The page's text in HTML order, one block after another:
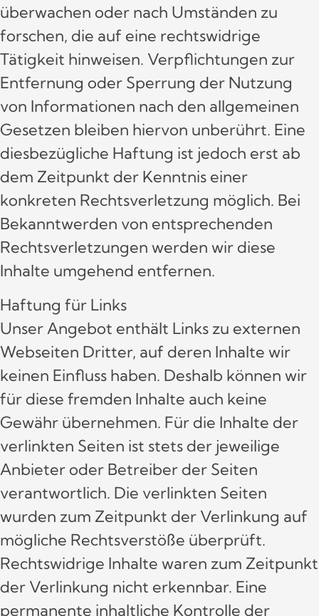
überwachen oder nach Umständen zu
forschen, die auf eine rechtswidrige
Tätigkeit hinweisen. Verpflichtungen zur
Entfernung oder Sperrung der Nutzung
von Informationen nach den allgemeinen
Gesetzen bleiben hiervon unberührt. Eine
diesbezügliche Haftung ist jedoch erst ab
dem Zeitpunkt der Kenntnis einer
konkreten Rechtsverletzung möglich. Bei
Bekanntwerden von entsprechenden
Rechtsverletzungen werden wir diese
Inhalte umgehend entfernen.
Haftung für Links
Unser Angebot enthält Links zu externen
Webseiten Dritter, auf deren Inhalte wir
keinen Einfluss haben. Deshalb können wir
für diese fremden Inhalte auch keine
Gewähr übernehmen. Für die Inhalte der
verlinkten Seiten ist stets der jeweilige
Anbieter oder Betreiber der Seiten
verantwortlich. Die verlinkten Seiten
wurden zum Zeitpunkt der Verlinkung auf
mögliche Rechtsverstöße überprüft.
Rechtswidrige Inhalte waren zum Zeitpunkt
der Verlinkung nicht erkennbar. Eine
permanente inhaltliche Kontrolle der